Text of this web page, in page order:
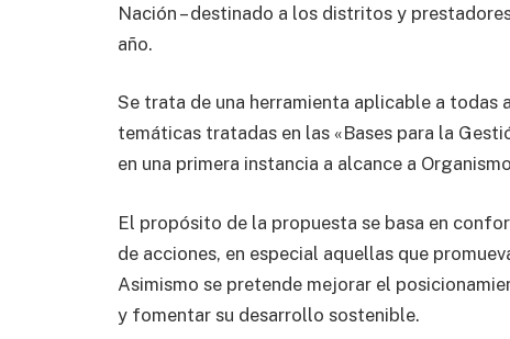
Nación – destinado a los distritos y
año.
Se trata de una herramienta aplicable a todas
temáticas tratadas en las «Bases para la
en una primera instancia a alcance a
El propósito de la propuesta se basa en
de acciones, en especial aquellas que
Asimismo se pretende mejorar el
y fomentar su desarrollo sostenible.